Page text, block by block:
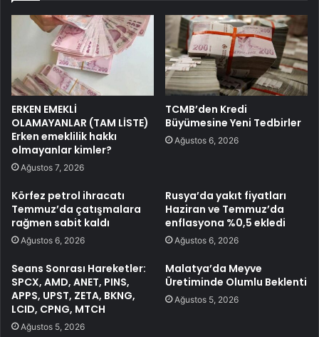
ERKEN EMEKLİ
OLAMAYANLAR (TAM LİSTE)
Erken emeklilik hakkı
olmayanlar kimler?
Ağustos 7, 2026
TCMB’den Kredi
Büyümesine Yeni Tedbirler
Ağustos 6, 2026
Körfez petrol ihracatı
Temmuz’da çatışmalara
rağmen sabit kaldı
Ağustos 6, 2026
Rusya’da yakıt fiyatları
Haziran ve Temmuz’da
enflasyona %0,5 ekledi
Ağustos 6, 2026
Seans Sonrası Hareketler:
SPCX, AMD, ANET, PINS,
APPS, UPST, ZETA, BKNG,
LCID, CPNG, MTCH
Ağustos 5, 2026
Malatya’da Meyve
Üretiminde Olumlu Beklenti
Ağustos 5, 2026